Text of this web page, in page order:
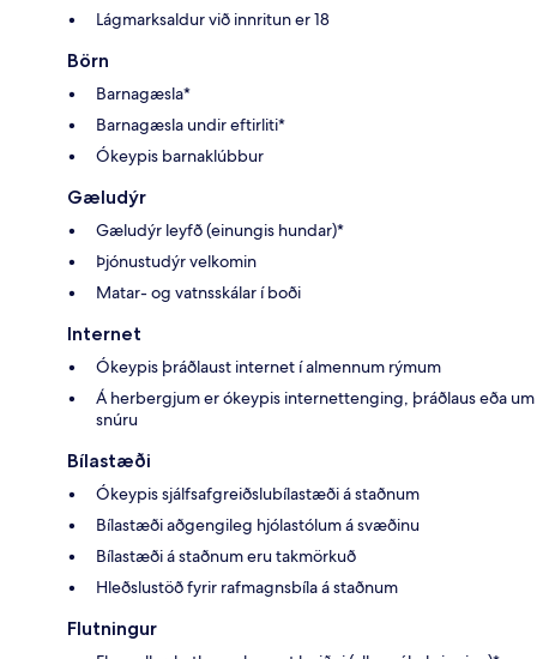
Lágmarksaldur við innritun er 18
Börn
Barnagæsla*
Barnagæsla undir eftirliti*
Ókeypis barnaklúbbur
Gæludýr
Gæludýr leyfð (einungis hundar)*
Þjónustudýr velkomin
Matar- og vatnsskálar í boði
Internet
Ókeypis þráðlaust internet í almennum rýmum
Á herbergjum er ókeypis internettenging, þráðlaus eða um
snúru
Bílastæði
Ókeypis sjálfsafgreiðslubílastæði á staðnum
Bílastæði aðgengileg hjólastólum á svæðinu
Bílastæði á staðnum eru takmörkuð
Hleðslustöð fyrir rafmagnsbíla á staðnum
Flutningur